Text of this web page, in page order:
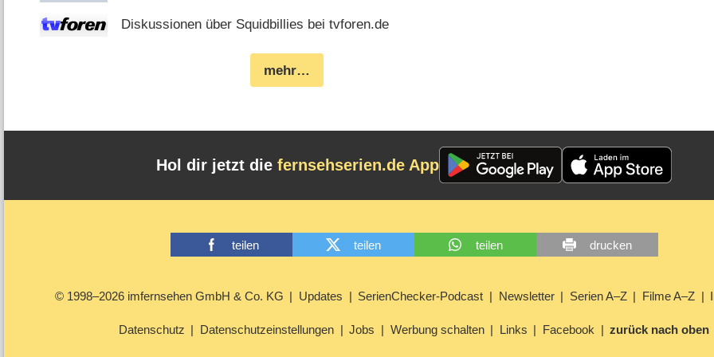
Diskussionen über Squidbillies bei tvforen.de
mehr…
Hol dir jetzt die fernsehserien.de App
teilen teilen teilen drucken
© 1998–2026 imfernsehen GmbH & Co. KG Updates SerienChecker-Podcast Newsletter Serien A–Z Filme A–Z
Datenschutz Datenschutzeinstellungen Jobs Werbung schalten Links Facebook zurück nach oben